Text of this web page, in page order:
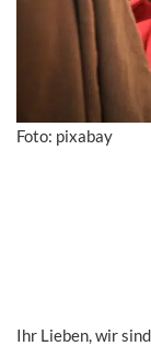
Foto: pixabay
Ihr Lieben, wir